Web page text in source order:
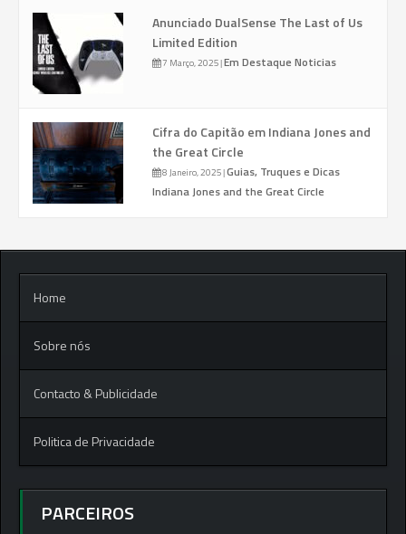
Anunciado DualSense The Last of Us
Limited Edition
7 Março, 2025|Em Destaque Noticias
Cifra do Capitão em Indiana Jones and
the Great Circle
8 Janeiro, 2025|Guias, Truques e Dicas
Indiana Jones and the Great Circle
Home
Sobre nós
Contacto & Publicidade
Politica de Privacidade
PARCEIROS